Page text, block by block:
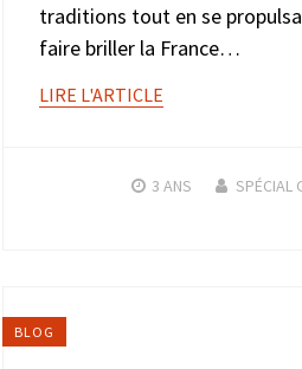
traditions tout en se
faire briller la France…
LIRE L'ARTICLE
3 ANS SPÉCIAL
BLOG